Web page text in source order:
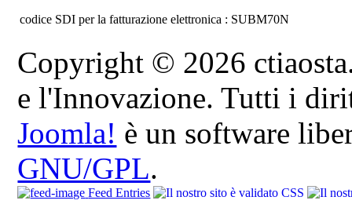
codice SDI per la fatturazione elettronica : SUBM70N
Copyright © 2026
e l'Innovazione. Tutti i
Joomla! è un software
GNU/GPL.
Feed Entries